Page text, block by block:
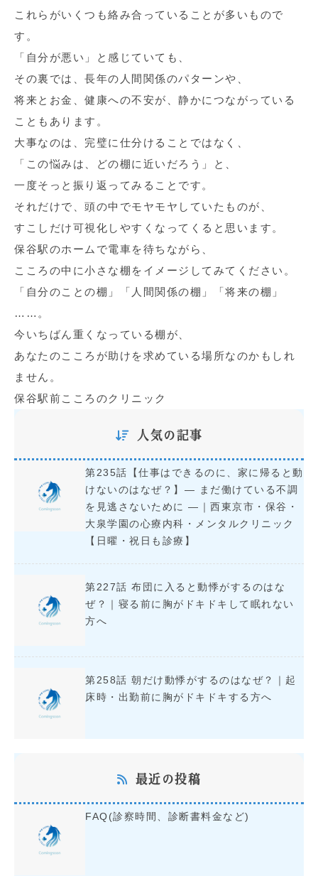
これらがいくつも絡み合っていることが多いもので
す。
「自分が悪い」と感じていても、
その裏では、長年の人間関係のパターンや、
将来とお金、健康への不安が、静かにつながっている
こともあります。
大事なのは、完璧に仕分けることではなく、
「この悩みは、どの棚に近いだろう」と、
一度そっと振り返ってみることです。
それだけで、頭の中でモヤモヤしていたものが、
すこしだけ可視化しやすくなってくると思います。
保谷駅のホームで電車を待ちながら、
こころの中に小さな棚をイメージしてみてください。
「自分のことの棚」「人間関係の棚」「将来の棚」
……。
今いちばん重くなっている棚が、
あなたのこころが助けを求めている場所なのかもしれ
ません。
保谷駅前こころのクリニック
人気の記事
第235話【仕事はできるのに、家に帰ると動
けないのはなぜ？】― まだ働けている不調
を見逃さないために ―｜西東京市・保谷・
大泉学園の心療内科・メンタルクリニック
【日曜・祝日も診療】
第227話 布団に入ると動悸がするのはな
ぜ？｜寝る前に胸がドキドキして眠れない
方へ
第258話 朝だけ動悸がするのはなぜ？｜起
床時・出勤前に胸がドキドキする方へ
最近の投稿
FAQ(診察時間、診断書料金など)